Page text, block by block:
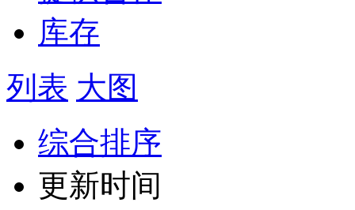
库存
列表 大图
综合排序
更新时间